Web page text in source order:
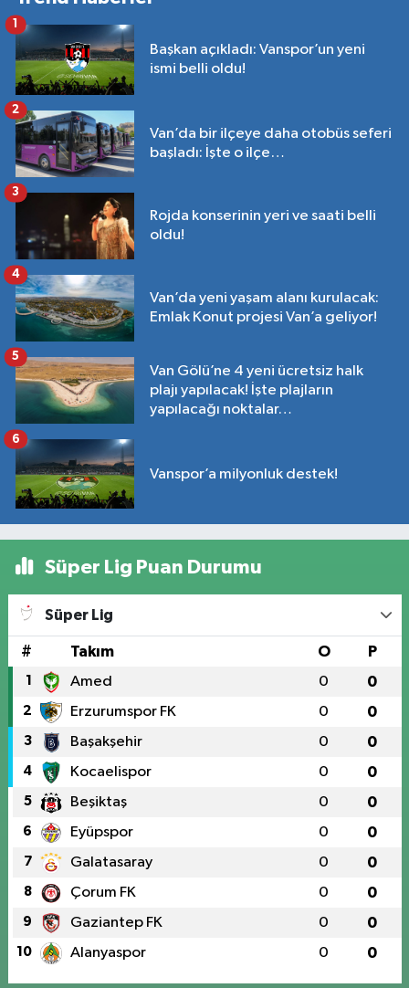
Başkan açıkladı: Vanspor’un yeni
ismi belli oldu!
Van’da bir ilçeye daha otobüs seferi
başladı: İşte o ilçe…
2
Rojda konserinin yeri ve saati belli
oldu!
3
Van’da yeni yaşam alanı kurulacak:
Emlak Konut projesi Van’a geliyor!
4
Van Gölü’ne 4 yeni ücretsiz halk
plajı yapılacak! İşte plajların
yapılacağı noktalar…
5
Vanspor’a milyonluk destek!
6
Süper Lig Puan Durumu
Süper Lig
# Takım O P
1 Amed 0 0
2 Erzurumspor FK 0 0
3 Başakşehir 0 0
4 Kocaelispor 0 0
5 Beşiktaş 0 0
6 Eyüpspor 0 0
7 Galatasaray 0 0
8 Çorum FK 0 0
9 Gaziantep FK 0 0
10 Alanyaspor 0 0